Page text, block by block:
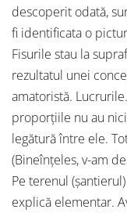
descoperit odată,
fi identificata o
Fisurile stau la
rezultatul unei
amatoristă.
proporţiile nu au
legătură între ele.
(Bineînţeles, v-am
Pe terenul
explică elementar.